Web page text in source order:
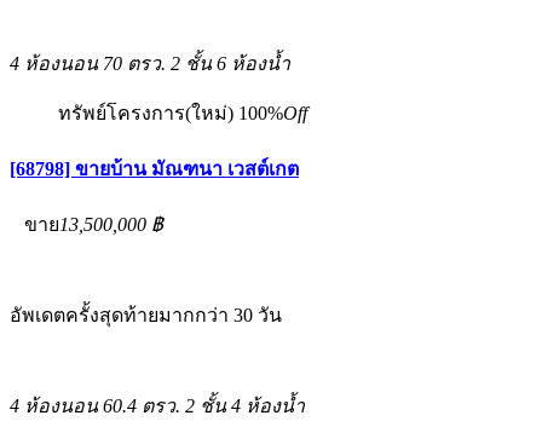
4 ห้องนอน 70 ตรว. 2 ชั้น 6 ห้องน้ำ
ทรัพย์โครงการ(ใหม่) 100%Off
[68798] ขายบ้าน มัณฑนา เวสต์เกต
ขาย13,500,000 ฿
อัพเดตครั้งสุดท้ายมากกว่า 30 วัน
4 ห้องนอน 60.4 ตรว. 2 ชั้น 4 ห้องน้ำ